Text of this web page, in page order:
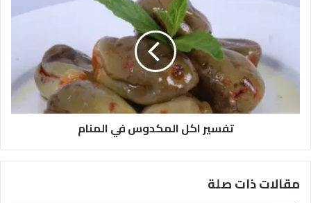
تفسير اكل المكدوس في المنام
مقالات ذات صلة